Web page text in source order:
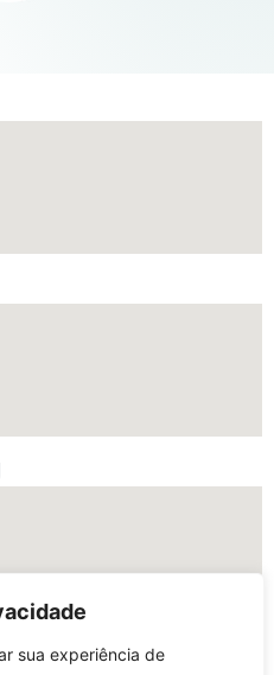
sua experiência de